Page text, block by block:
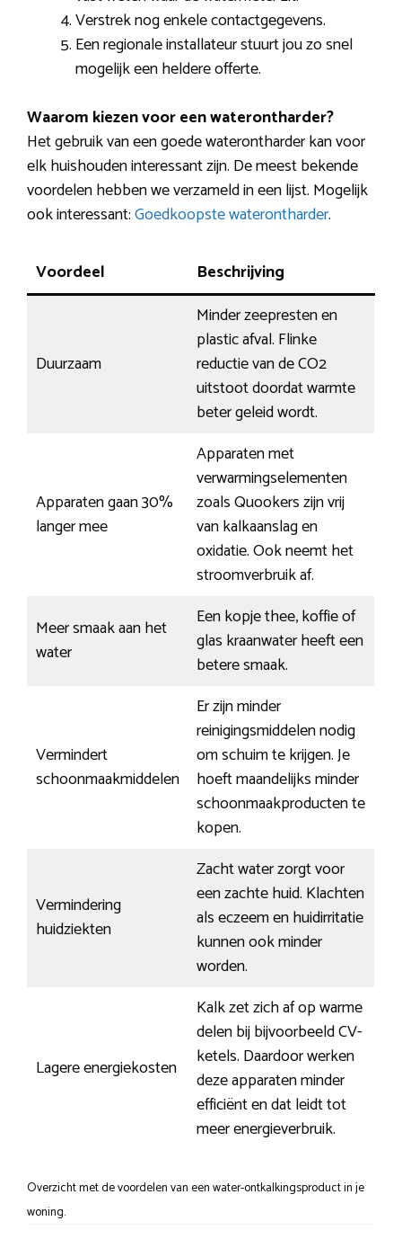
Verstrek nog enkele contactgegevens.
Een regionale installateur stuurt jou zo snel
mogelijk een heldere offerte.
Waarom kiezen voor een waterontharder?
Het gebruik van een goede waterontharder kan voor
elk huishouden interessant zijn. De meest bekende
voordelen hebben we verzameld in een lijst. Mogelijk
ook interessant:Goedkoopste waterontharder.
Voordeel Beschrijving
Duurzaam
Minder zeepresten en
plastic afval. Flinke
reductie van de CO2
uitstoot doordat warmte
beter geleid wordt.
Apparaten gaan 30%
langer mee
Apparaten met
verwarmingselementen
zoals Quookers zijn vrij
van kalkaanslag en
oxidatie. Ook neemt het
stroomverbruik af.
Meer smaak aan het
water
Een kopje thee, koffie of
glas kraanwater heeft een
betere smaak.
Vermindert
schoonmaakmiddelen
Er zijn minder
reinigingsmiddelen nodig
om schuim te krijgen. Je
hoeft maandelijks minder
schoonmaakproducten te
kopen.
Vermindering
huidziekten
Zacht water zorgt voor
een zachte huid. Klachten
als eczeem en huidirritatie
kunnen ook minder
worden.
Lagere energiekosten
Kalk zet zich af op warme
delen bij bijvoorbeeld CV-
ketels. Daardoor werken
deze apparaten minder
efficiënt en dat leidt tot
meer energieverbruik.
Overzicht met de voordelen van een water-ontkalkingsproduct in je
woning.